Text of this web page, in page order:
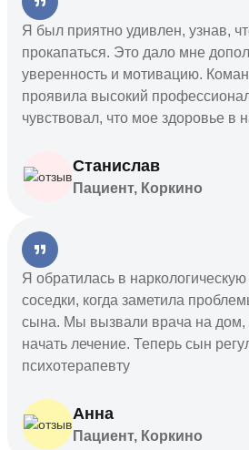
Я был приятно удивлен, узнав,
прокапаться. Это дало мне
уверенность и мотивацию.
проявила высокий
чувствовал, что мое здоровье в
Станислав
Пациент, Коркино
Я обратилась в наркологическую
соседки, когда заметила
сына. Мы вызвали врача на дом,
начать лечение. Теперь сын
психотерапевту
Анна
Пациент, Коркино